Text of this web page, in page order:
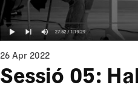
26 Apr 2022
Sessió 05: